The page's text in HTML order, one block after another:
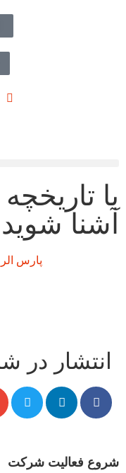
با
آشنا
پارس
انتشار در
شروع فعالیت شرکت